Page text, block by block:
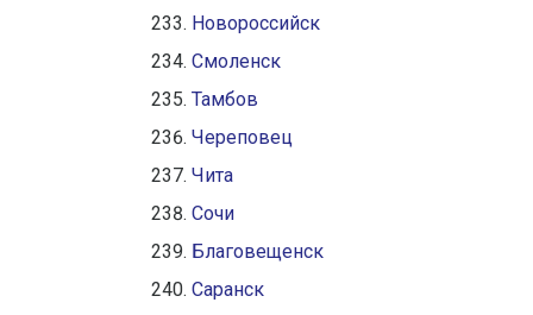
Новороссийск
Смоленск
Тамбов
Череповец
Чита
Сочи
Благовещенск
Саранск